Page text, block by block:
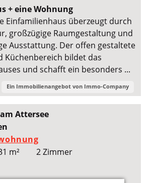
+ eine Wohnung
Einfamilienhaus überzeugt durch
großzügige Raumgestaltung und
Ausstattung. Der offen gestaltete
Küchenbereich bildet das
und schafft ein besonders ...
Ein Immobilienangebot von Immo-Company
Attersee
m²
2 Zimmer